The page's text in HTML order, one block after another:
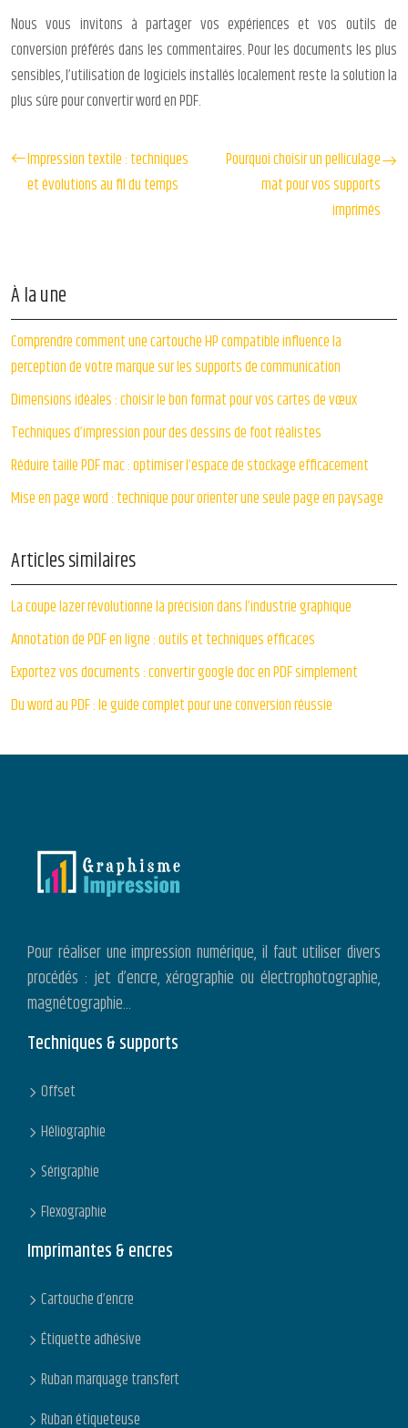
Nous vous invitons à partager vos expériences et vos outils de
conversion préférés dans les commentaires. Pour les documents les plus
sensibles, l’utilisation de logiciels installés localement reste la solution la
plus sûre pour convertir word en PDF.
Impression textile : techniques
et évolutions au fil du temps
Pourquoi choisir un pelliculage
mat pour vos supports
imprimés
À la une
Comprendre comment une cartouche HP compatible influence la
perception de votre marque sur les supports de communication
Dimensions idéales : choisir le bon format pour vos cartes de vœux
Techniques d’impression pour des dessins de foot réalistes
Réduire taille PDF mac : optimiser l’espace de stockage efficacement
Mise en page word : technique pour orienter une seule page en paysage
Articles similaires
La coupe lazer révolutionne la précision dans l’industrie graphique
Annotation de PDF en ligne : outils et techniques efficaces
Exportez vos documents : convertir google doc en PDF simplement
Du word au PDF : le guide complet pour une conversion réussie
Pour réaliser une impression numérique, il faut utiliser divers
procédés : jet d’encre, xérographie ou électrophotographie,
magnétographie…
Techniques & supports
Offset
Héliographie
Sérigraphie
Flexographie
Imprimantes & encres
Cartouche d’encre
Étiquette adhésive
Ruban marquage transfert
Ruban étiqueteuse